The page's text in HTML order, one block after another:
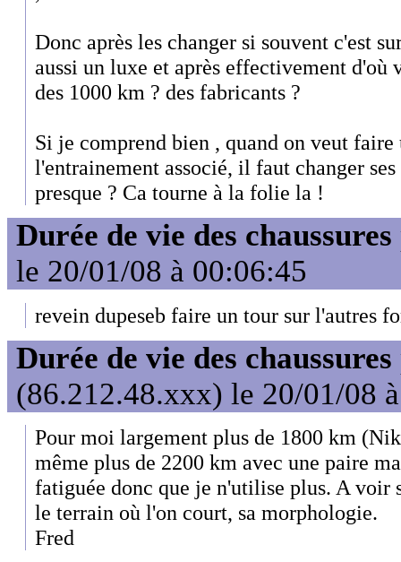
Donc après les changer si souvent c'est
aussi un luxe et après effectivement
des 1000 km ? des fabricants ?
Si je comprend bien , quand on veut
l'entrainement associé, il faut changer
presque ? Ca tourne à la folie la !
Durée de vie des chaussures
le 20/01/08 à 00:06:45
revein dupeseb faire un tour sur l'autres
Durée de vie des chaussures
(86.212.48.xxx) le 20/01/08
Pour moi largement plus de 1800 km
même plus de 2200 km avec une paire
fatiguée donc que je n'utilise plus. A voir
le terrain où l'on court, sa morphologie.
Fred